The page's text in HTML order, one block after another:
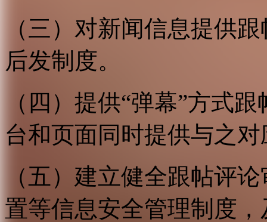
（三）对新闻信息提供
后发制度。
（四）提供“弹幕”方式
台和页面同时提供与之
（五）建立健全跟帖评
置等信息安全管理制度